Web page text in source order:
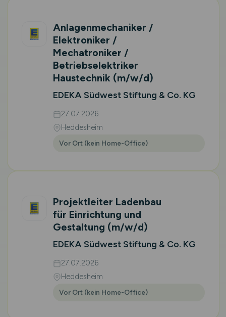
Anlagenmechaniker /
Elektroniker /
Mechatroniker /
Betriebselektriker
Haustechnik (m/w/d)
EDEKA Südwest Stiftung & Co. KG
27.07.2026
Heddesheim
Vor Ort (kein Home-Office)
Projektleiter Ladenbau
für Einrichtung und
Gestaltung (m/w/d)
EDEKA Südwest Stiftung & Co. KG
27.07.2026
Heddesheim
Vor Ort (kein Home-Office)